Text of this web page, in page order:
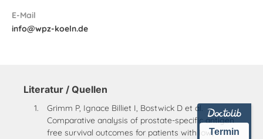
E-Mail
info@wpz-koeln.de
Literatur / Quellen
Grimm P, Ignace Billiet I, Bostwick D et al.
Comparative analysis of prostate-specific antigen
free survival outcomes for patients with low,Termin